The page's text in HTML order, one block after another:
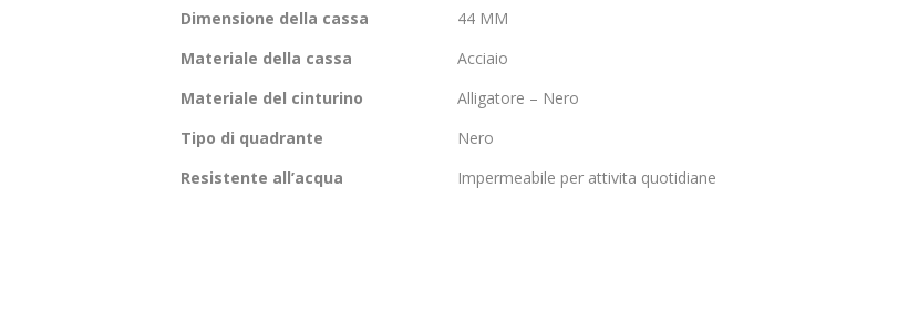
Dimensione della cassa
44 MM
Materiale della cassa
Acciaio
Materiale del cinturino
Alligatore – Nero
Tipo di quadrante
Nero
Resistente all’acqua
Impermeabile per attivita quotidiane